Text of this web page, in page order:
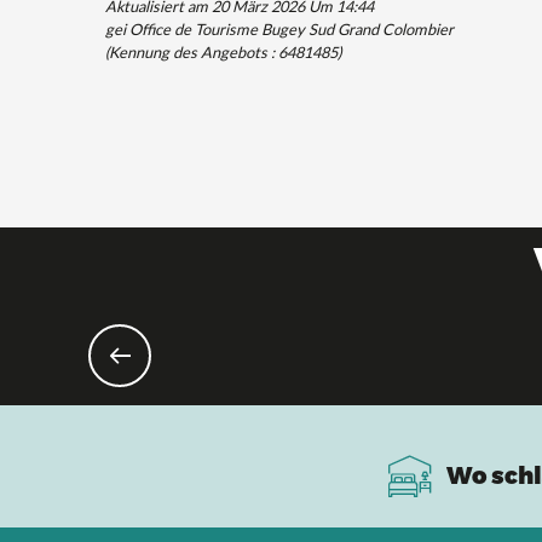
Aktualisiert am 20 März 2026 Um 14:44
gei Office de Tourisme Bugey Sud Grand Colombier
(Kennung des Angebots :6481485)
Wo